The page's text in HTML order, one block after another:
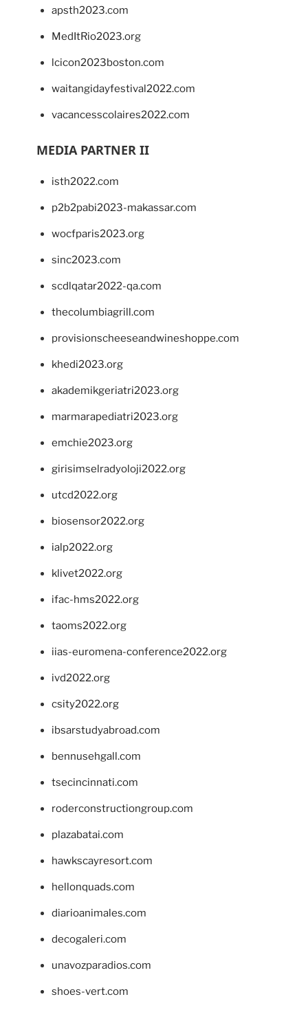
apsth2023.com
MedItRio2023.org
lcicon2023boston.com
waitangidayfestival2022.com
vacancesscolaires2022.com
MEDIA PARTNER II
isth2022.com
p2b2pabi2023-makassar.com
wocfparis2023.org
sinc2023.com
scdlqatar2022-qa.com
thecolumbiagrill.com
provisionscheeseandwineshoppe.com
khedi2023.org
akademikgeriatri2023.org
marmarapediatri2023.org
emchie2023.org
girisimselradyoloji2022.org
utcd2022.org
biosensor2022.org
ialp2022.org
klivet2022.org
ifac-hms2022.org
taoms2022.org
iias-euromena-conference2022.org
ivd2022.org
csity2022.org
ibsarstudyabroad.com
bennusehgall.com
tsecincinnati.com
roderconstructiongroup.com
plazabatai.com
hawkscayresort.com
hellonquads.com
diarioanimales.com
decogaleri.com
unavozparadios.com
shoes-vert.com